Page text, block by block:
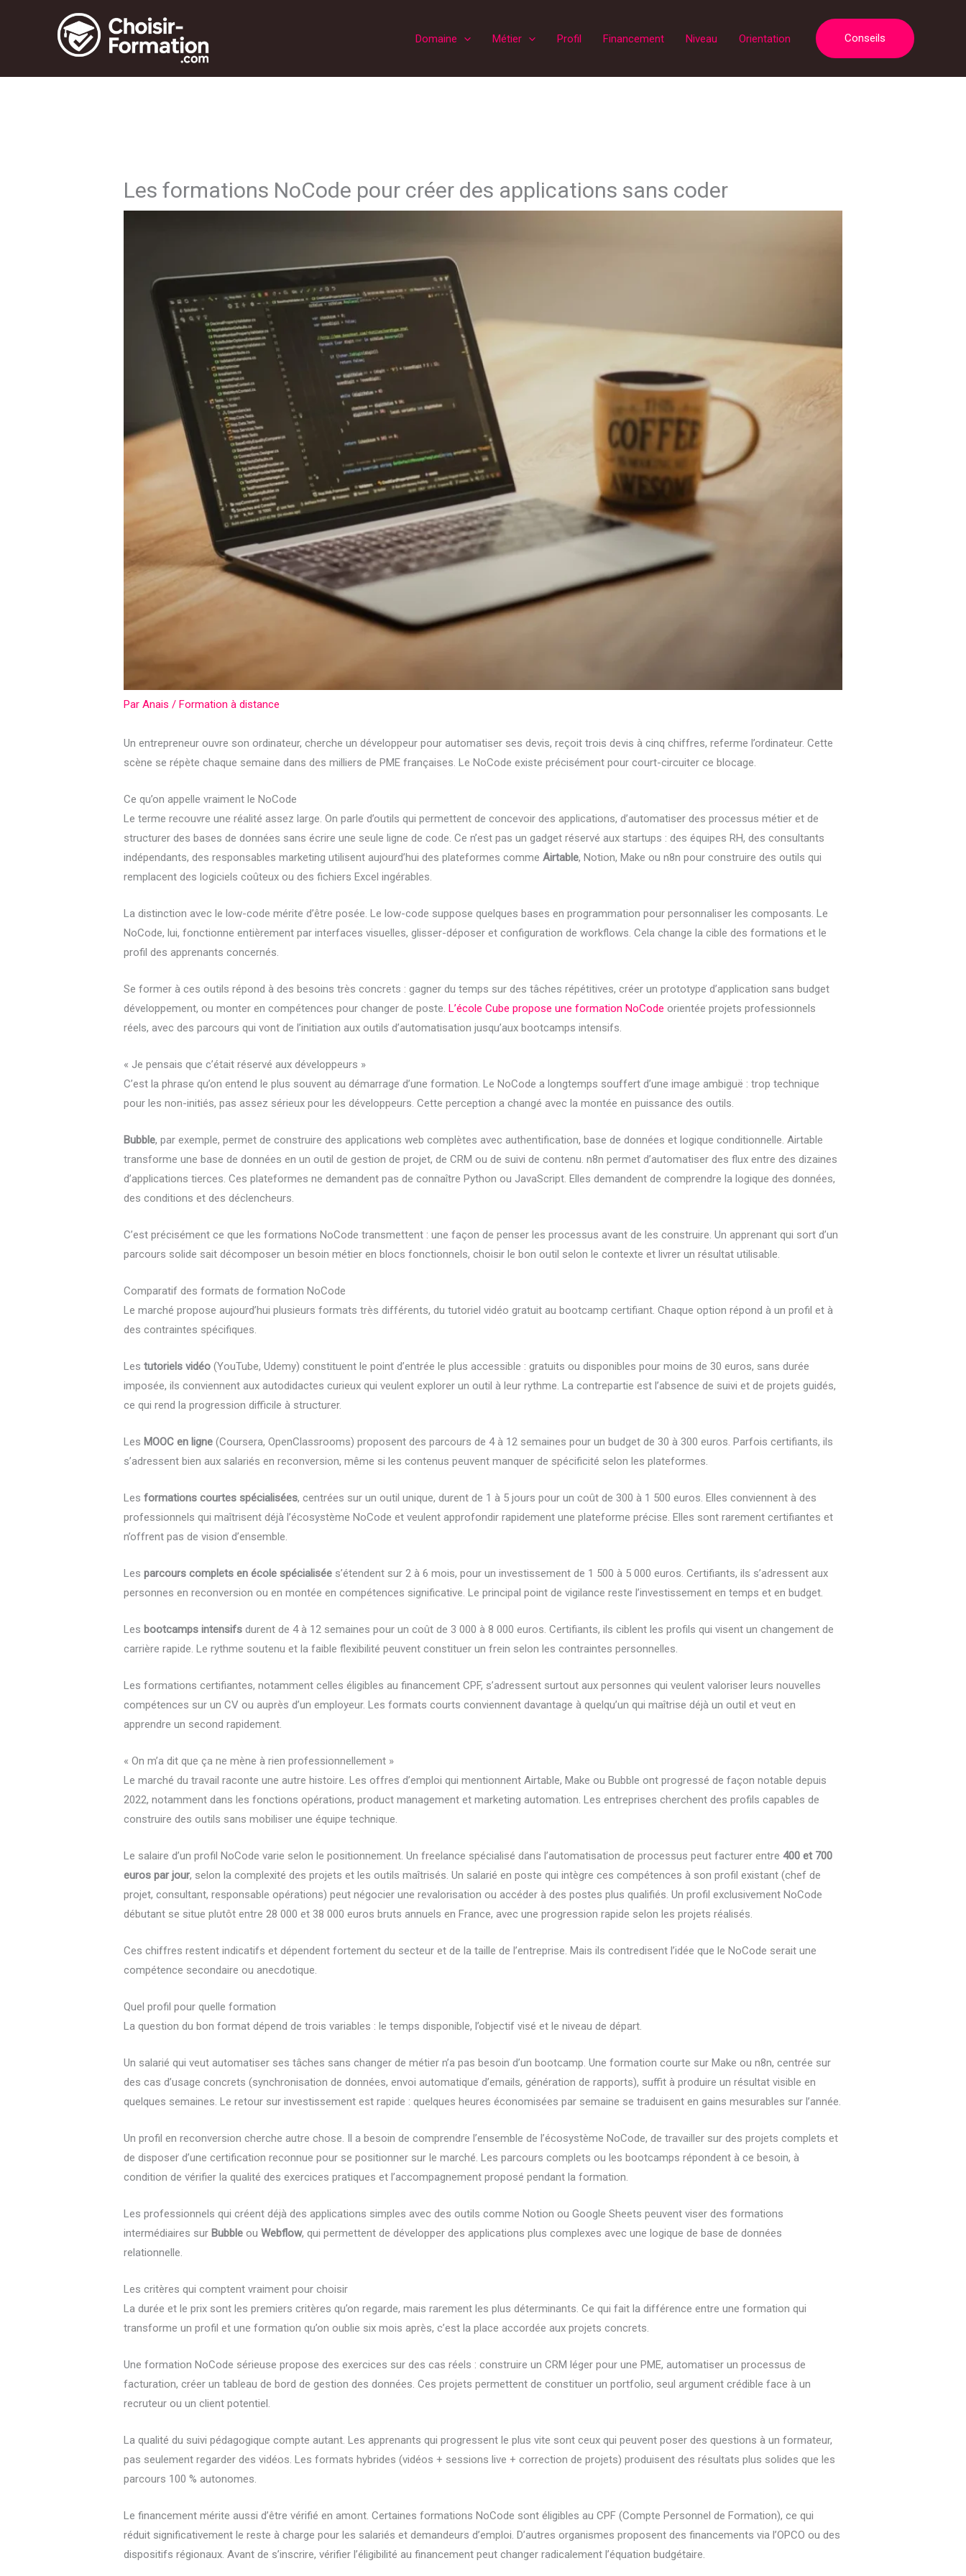
Domaine Métier Profil Financement Niveau Orientation Conseils
Les formations NoCode pour créer des applications sans coder
ParAnais /Formation à distance
Un entrepreneur ouvre son ordinateur, cherche un développeur pour automatiser ses devis, reçoit trois devis à cinq chiffres, referme l’ordinateur. Cette
scène se répète chaque semaine dans des milliers de PME françaises. Le NoCode existe précisément pour court-circuiter ce blocage.
Ce qu’on appelle vraiment le NoCode
Le terme recouvre une réalité assez large. On parle d’outils qui permettent de concevoir des applications, d’automatiser des processus métier et de
structurer des bases de données sans écrire une seule ligne de code. Ce n’est pas un gadget réservé aux startups : des équipes RH, des consultants
indépendants, des responsables marketing utilisent aujourd’hui des plateformes commeAirtable, Notion, Make ou n8n pour construire des outils qui
remplacent des logiciels coûteux ou des fichiers Excel ingérables.
La distinction avec le low-code mérite d’être posée. Le low-code suppose quelques bases en programmation pour personnaliser les composants. Le
NoCode, lui, fonctionne entièrement par interfaces visuelles, glisser-déposer et configuration de workflows. Cela change la cible des formations et le
profil des apprenants concernés.
Se former à ces outils répond à des besoins très concrets : gagner du temps sur des tâches répétitives, créer un prototype d’application sans budget
développement, ou monter en compétences pour changer de poste.L’école Cube propose une formation NoCode orientée projets professionnels
réels, avec des parcours qui vont de l’initiation aux outils d’automatisation jusqu’aux bootcamps intensifs.
« Je pensais que c’était réservé aux développeurs »
C’est la phrase qu’on entend le plus souvent au démarrage d’une formation. Le NoCode a longtemps souffert d’une image ambiguë : trop technique
pour les non-initiés, pas assez sérieux pour les développeurs. Cette perception a changé avec la montée en puissance des outils.
Bubble, par exemple, permet de construire des applications web complètes avec authentification, base de données et logique conditionnelle. Airtable
transforme une base de données en un outil de gestion de projet, de CRM ou de suivi de contenu. n8n permet d’automatiser des flux entre des dizaines
d’applications tierces. Ces plateformes ne demandent pas de connaître Python ou JavaScript. Elles demandent de comprendre la logique des données,
des conditions et des déclencheurs.
C’est précisément ce que les formations NoCode transmettent : une façon de penser les processus avant de les construire. Un apprenant qui sort d’un
parcours solide sait décomposer un besoin métier en blocs fonctionnels, choisir le bon outil selon le contexte et livrer un résultat utilisable.
Comparatif des formats de formation NoCode
Le marché propose aujourd’hui plusieurs formats très différents, du tutoriel vidéo gratuit au bootcamp certifiant. Chaque option répond à un profil et à
des contraintes spécifiques.
Lestutoriels vidéo (YouTube, Udemy) constituent le point d’entrée le plus accessible : gratuits ou disponibles pour moins de 30 euros, sans durée
imposée, ils conviennent aux autodidactes curieux qui veulent explorer un outil à leur rythme. La contrepartie est l’absence de suivi et de projets guidés,
ce qui rend la progression difficile à structurer.
Les MOOC en ligne (Coursera, OpenClassrooms) proposent des parcours de 4 à 12 semaines pour un budget de 30 à 300 euros. Parfois certifiants, ils
s’adressent bien aux salariés en reconversion, même si les contenus peuvent manquer de spécificité selon les plateformes.
Lesformations courtes spécialisées, centrées sur un outil unique, durent de 1 à 5 jours pour un coût de 300 à 1 500 euros. Elles conviennent à des
professionnels qui maîtrisent déjà l’écosystème NoCode et veulent approfondir rapidement une plateforme précise. Elles sont rarement certifiantes et
n’offrent pas de vision d’ensemble.
Lesparcours complets en école spécialisée s’étendent sur 2 à 6 mois, pour un investissement de 1 500 à 5 000 euros. Certifiants, ils s’adressent aux
personnes en reconversion ou en montée en compétences significative. Le principal point de vigilance reste l’investissement en temps et en budget.
Les bootcamps intensifs durent de 4 à 12 semaines pour un coût de 3 000 à 8 000 euros. Certifiants, ils ciblent les profils qui visent un changement de
carrière rapide. Le rythme soutenu et la faible flexibilité peuvent constituer un frein selon les contraintes personnelles.
Les formations certifiantes, notamment celles éligibles au financement CPF, s’adressent surtout aux personnes qui veulent valoriser leurs nouvelles
compétences sur un CV ou auprès d’un employeur. Les formats courts conviennent davantage à quelqu’un qui maîtrise déjà un outil et veut en
apprendre un second rapidement.
« On m’a dit que ça ne mène à rien professionnellement »
Le marché du travail raconte une autre histoire. Les offres d’emploi qui mentionnent Airtable, Make ou Bubble ont progressé de façon notable depuis
2022, notamment dans les fonctions opérations, product management et marketing automation. Les entreprises cherchent des profils capables de
construire des outils sans mobiliser une équipe technique.
Le salaire d’un profil NoCode varie selon le positionnement. Un freelance spécialisé dans l’automatisation de processus peut facturer entre400 et 700
euros par jour, selon la complexité des projets et les outils maîtrisés. Un salarié en poste qui intègre ces compétences à son profil existant (chef de
projet, consultant, responsable opérations) peut négocier une revalorisation ou accéder à des postes plus qualifiés. Un profil exclusivement NoCode
débutant se situe plutôt entre 28 000 et 38 000 euros bruts annuels en France, avec une progression rapide selon les projets réalisés.
Ces chiffres restent indicatifs et dépendent fortement du secteur et de la taille de l’entreprise. Mais ils contredisent l’idée que le NoCode serait une
compétence secondaire ou anecdotique.
Quel profil pour quelle formation
La question du bon format dépend de trois variables : le temps disponible, l’objectif visé et le niveau de départ.
Un salarié qui veut automatiser ses tâches sans changer de métier n’a pas besoin d’un bootcamp. Une formation courte sur Make ou n8n, centrée sur
des cas d’usage concrets (synchronisation de données, envoi automatique d’emails, génération de rapports), suffit à produire un résultat visible en
quelques semaines. Le retour sur investissement est rapide : quelques heures économisées par semaine se traduisent en gains mesurables sur l’année.
Un profil en reconversion cherche autre chose. Il a besoin de comprendre l’ensemble de l’écosystème NoCode, de travailler sur des projets complets et
de disposer d’une certification reconnue pour se positionner sur le marché. Les parcours complets ou les bootcamps répondent à ce besoin, à
condition de vérifier la qualité des exercices pratiques et l’accompagnement proposé pendant la formation.
Les professionnels qui créent déjà des applications simples avec des outils comme Notion ou Google Sheets peuvent viser des formations
intermédiaires sur Bubble ouWebflow, qui permettent de développer des applications plus complexes avec une logique de base de données
relationnelle.
Les critères qui comptent vraiment pour choisir
La durée et le prix sont les premiers critères qu’on regarde, mais rarement les plus déterminants. Ce qui fait la différence entre une formation qui
transforme un profil et une formation qu’on oublie six mois après, c’est la place accordée aux projets concrets.
Une formation NoCode sérieuse propose des exercices sur des cas réels : construire un CRM léger pour une PME, automatiser un processus de
facturation, créer un tableau de bord de gestion des données. Ces projets permettent de constituer un portfolio, seul argument crédible face à un
recruteur ou un client potentiel.
La qualité du suivi pédagogique compte autant. Les apprenants qui progressent le plus vite sont ceux qui peuvent poser des questions à un formateur,
pas seulement regarder des vidéos. Les formats hybrides (vidéos + sessions live + correction de projets) produisent des résultats plus solides que les
parcours 100 % autonomes.
Le financement mérite aussi d’être vérifié en amont. Certaines formations NoCode sont éligibles au CPF (Compte Personnel de Formation), ce qui
réduit significativement le reste à charge pour les salariés et demandeurs d’emploi. D’autres organismes proposent des financements via l’OPCO ou des
dispositifs régionaux. Avant de s’inscrire, vérifier l’éligibilité au financement peut changer radicalement l’équation budgétaire.